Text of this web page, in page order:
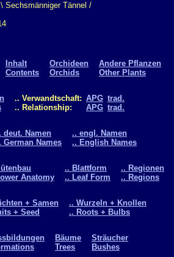
Sechsmänniger Tännel /
Inhalt
Contents
Orchideen
Orchids
Andere Pflanzen
Other Plants
.. Verwandtschaft:
.. Relationship:
APG
APG
trad.
trad.
deut. Namen
German Names
.. engl. Namen
.. English Names
Anatomy
.. Blattform
.. Leaf Form
.. Regionen
.. Regions
+ Samen
+ Seed
.. Wurzeln + Knollen
.. Roots + Bulbs
Bäume
Trees
Sträucher
Bushes